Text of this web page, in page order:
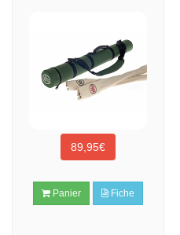
89,95€
Panier Fiche